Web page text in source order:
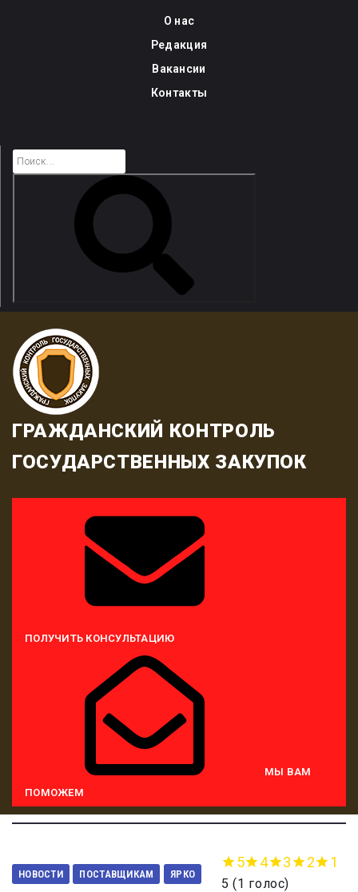
О нас
Редакция
Вакансии
Контакты
ГРАЖДАНСКИЙ КОНТРОЛЬ
ГОСУДАРСТВЕННЫХ ЗАКУПОК
ПОЛУЧИТЬ КОНСУЛЬТАЦИЮ
МЫ ВАМ
ПОМОЖЕМ
НОВОСТИ ПОСТАВЩИКАМ ЯРКО
5 4 3 2 1
5 (1 голос)